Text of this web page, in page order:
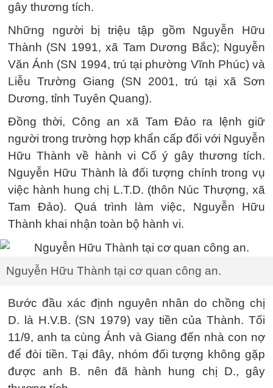
gây thương tích.
Những người bị triệu tập gồm Nguyễn Hữu
Thành (SN 1991, xã Tam Dương Bắc); Nguyễn
Văn Ánh (SN 1994, trú tại phường Vĩnh Phúc) và
Liễu Trường Giang (SN 2001, trú tại xã Sơn
Dương, tỉnh Tuyên Quang).
Đồng thời, Công an xã Tam Đảo ra lệnh giữ
người trong trường hợp khẩn cấp đối với Nguyễn
Hữu Thành về hành vi Cố ý gây thương tích.
Nguyễn Hữu Thành là đối tượng chính trong vụ
việc hành hung chị L.T.D. (thôn Núc Thượng, xã
Tam Đảo). Quá trình làm việc, Nguyễn Hữu
Thành khai nhận toàn bộ hành vi.
Nguyễn Hữu Thành tại cơ quan công an.
Bước đầu xác định nguyên nhân do chồng chị
D. là H.V.B. (SN 1979) vay tiền của Thành. Tối
11/9, anh ta cùng Ánh và Giang đến nhà con nợ
để đòi tiền. Tại đây, nhóm đối tượng không gặp
được anh B. nên đã hành hung chị D., gây